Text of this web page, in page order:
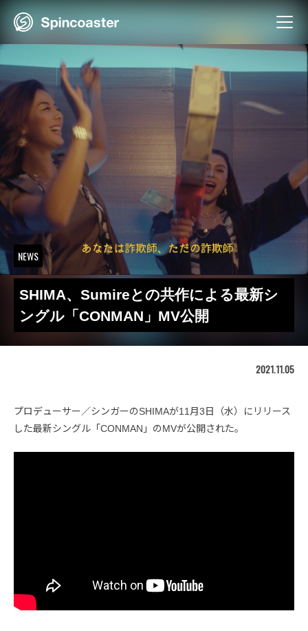
Skip
NEWS
SHIMA、Sumireとの共作による最新シ
ングル「CONMAN」MV公開
2021.11.05
プロデューサー／シンガーのSHIMAが11月3日（水）にリリース
した最新シングル「CONMAN」のMVが公開された。